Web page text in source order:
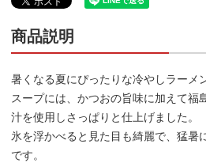
商品説明
暑くなる夏にぴったりな冷やしラーメ
スープには、かつおの旨味に加えて福
汁を使用しさっぱりと仕上げました。
氷を浮かべると見た目も綺麗で、猛暑
です。